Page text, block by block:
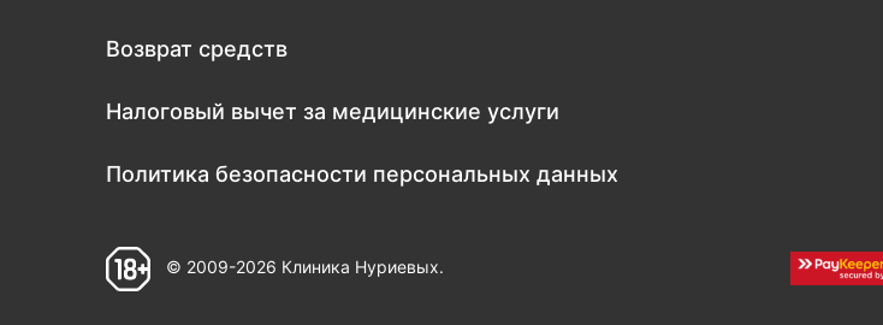
Возврат средств
Налоговый вычет за медицинские услуги
Политика безопасности персональных данных
© 2009-2026 Клиника Нуриевых.